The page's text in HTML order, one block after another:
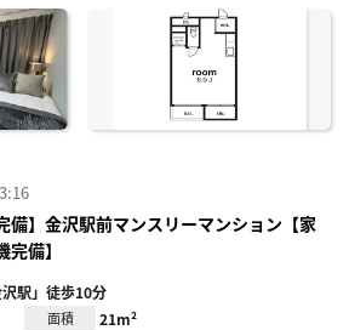
に入
備】金沢駅前マンスリーマンション【家
備】
駅」徒歩10分
面積 21m²